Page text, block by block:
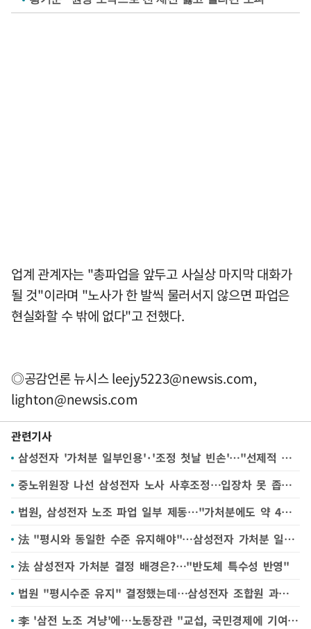
업계 관계자는 "총파업을 앞두고 사실상 마지막 대화가
될 것"이라며 "노사가 한 발씩 물러서지 않으면 파업은
현실화할 수 밖에 없다"고 전했다.
◎공감언론 뉴시스leejy5223@newsis.com,
lighton@newsis.com
관련기사
삼성전자 '가처분 일부인용'·'조정 첫날 빈손'…"선제적 긴급조정 시급" 여론 커져
중노위원장 나선 삼성전자 노사 사후조정…입장차 못 좁혀(종합)
법원, 삼성전자 노조 파업 일부 제동…"가처분에도 약 4만명 파업 가능할 수"
法 "평시와 동일한 수준 유지해야"…삼성전자 가처분 일부 인용
法 삼성전자 가처분 결정 배경은?…"반도체 특수성 반영"
법원 "평시수준 유지" 결정했는데…삼성전자 조합원 과연 얼마나 파업 참여할까
李 '삼전 노조 겨냥'에…노동장관 "교섭, 국민경제에 기여해야"